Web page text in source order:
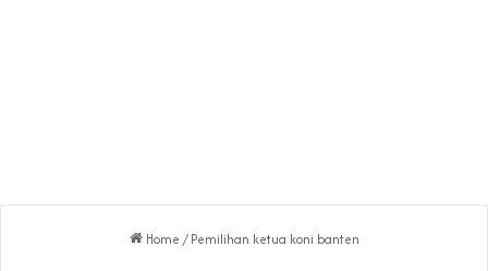
Home / Pemilihan ketua koni banten